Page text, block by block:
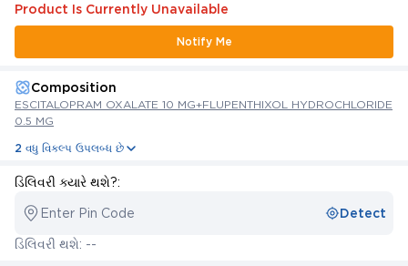
Product Is Currently Unavailable
Notify Me
Composition
ESCITALOPRAM OXALATE 10 MG+FLUPENTHIXOL HYDROCHLORIDE
0.5 MG
2 વધુ વિકલ્પ ઉપલબ્ધ છે
ડિલિવરી ક્યારે થશે?:
Enter Pin Code Detect
ડિલિવરી થશે: --